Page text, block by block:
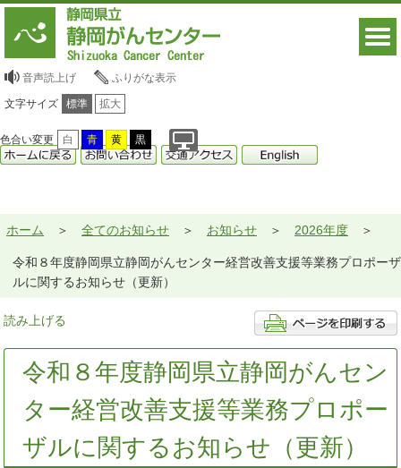
音声読上げ ふりがな表示
文字サイズ 標準 拡大
色合い変更 白 青 黄 黒
ホーム 全てのお知らせ お知らせ 2026年度
令和８年度静岡県立静岡がんセンター経営改善支援等業務プロポーザ
ルに関するお知らせ（更新）
読み上げる
令和８年度静岡県立静岡がんセン
ター経営改善支援等業務プロポー
ザルに関するお知らせ（更新）